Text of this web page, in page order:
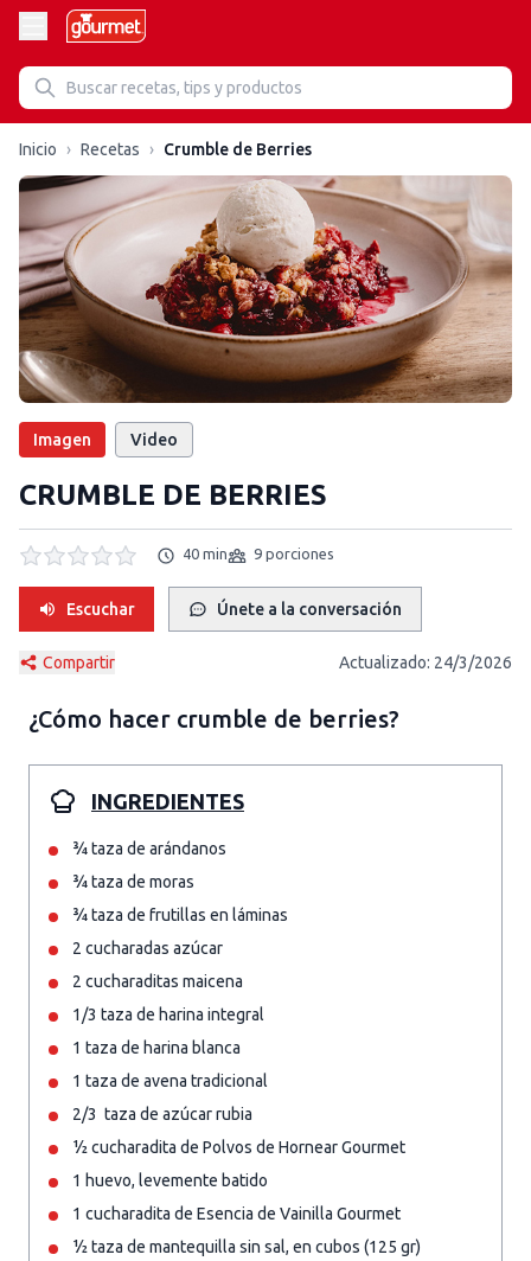
Inicio › Recetas › Crumble de Berries
Imagen Video
CRUMBLE DE BERRIES
40 min 9 porciones
Escuchar Únete a la conversación
Compartir Actualizado: 24/3/2026
¿Cómo hacer crumble de berries?
INGREDIENTES
¾ taza de arándanos
¾ taza de moras
¾ taza de frutillas en láminas
2 cucharadas azúcar
2 cucharaditas maicena
1/3 taza de harina integral
1 taza de harina blanca
1 taza de avena tradicional
2/3 taza de azúcar rubia
½ cucharadita de Polvos de Hornear Gourmet
1 huevo, levemente batido
1 cucharadita de Esencia de Vainilla Gourmet
½ taza de mantequilla sin sal, en cubos (125 gr)